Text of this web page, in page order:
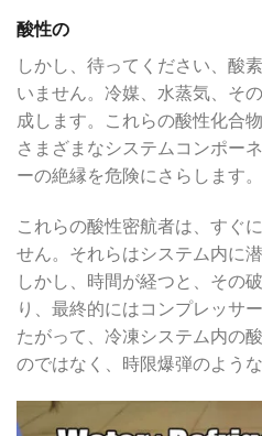
酸性の
しかし、待ってください、酸
いません。冷媒、水蒸気、そ
成します。これらの酸性化合
さまざまなシステムコンポー
ーの絶縁を危険にさらします。
これらの酸性密航者は、すぐ
せん。それらはシステム内に
しかし、時間が経つと、その
り、最終的にはコンプレッサ
たがって、冷凍システム内の
のではなく、時限爆弾のような